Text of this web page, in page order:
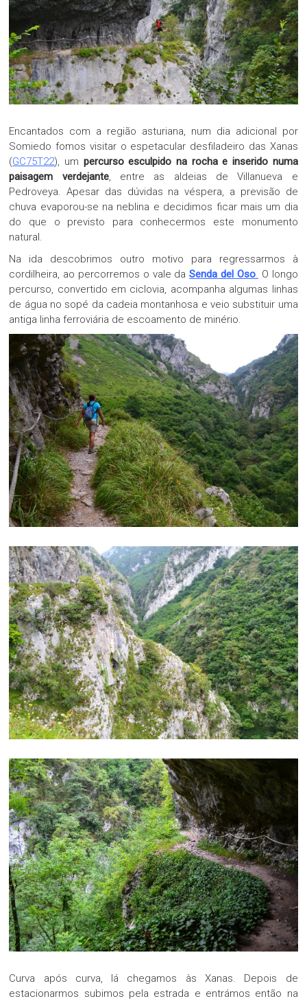
Encantados com a região asturiana, num dia adicional por
Somiedo fomos visitar o espetacular desfiladeiro das Xanas
(GC75T22), um percurso esculpido na rocha e inserido numa
paisagem verdejante, entre as aldeias de Villanueva e
Pedroveya. Apesar das dúvidas na véspera, a previsão de
chuva evaporou-se na neblina e decidimos ficar mais um dia
do que o previsto para conhecermos este monumento
natural.
Na ida descobrimos outro motivo para regressarmos à
cordilheira, ao percorremos o vale daSenda del Oso. O longo
percurso, convertido em ciclovia, acompanha algumas linhas
de água no sopé da cadeia montanhosa e veio substituir uma
antiga linha ferroviária de escoamento de minério.
Curva após curva, lá chegamos às Xanas. Depois de
estacionarmos subimos pela estrada e entrámos então na